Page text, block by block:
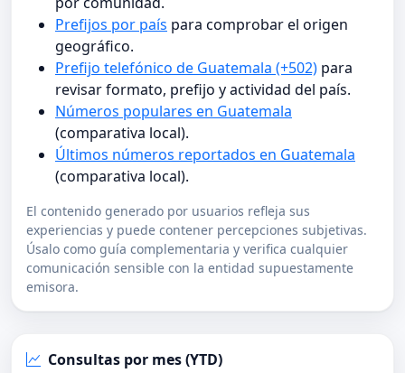
Prefijos por país para comprobar el origen
geográfico.
Prefijo telefónico de Guatemala (+502) para
revisar formato, prefijo y actividad del país.
Números populares en Guatemala
(comparativa local).
Últimos números reportados en Guatemala
(comparativa local).
El contenido generado por usuarios refleja sus
experiencias y puede contener percepciones subjetivas.
Úsalo como guía complementaria y verifica cualquier
comunicación sensible con la entidad supuestamente
emisora.
Consultas por mes (YTD)